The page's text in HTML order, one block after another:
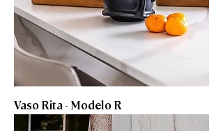
Vaso Rita - Modelo R